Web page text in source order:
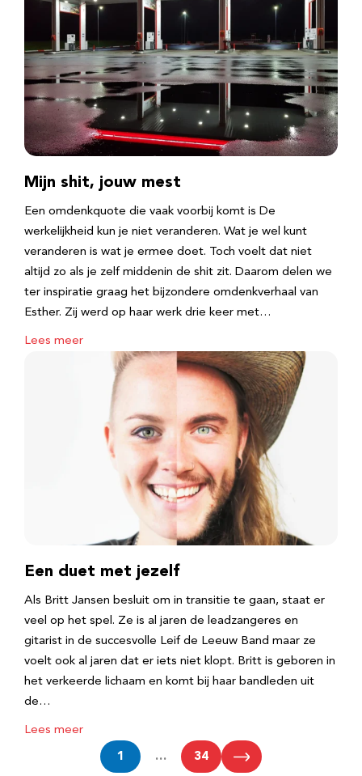
Mijn shit, jouw mest
Een omdenkquote die vaak voorbij komt is De
werkelijkheid kun je niet veranderen. Wat je wel kunt
veranderen is wat je ermee doet. Toch voelt dat niet
altijd zo als je zelf middenin de shit zit. Daarom delen we
ter inspiratie graag het bijzondere omdenkverhaal van
Esther. Zij werd op haar werk drie keer met…
Lees meer
Een duet met jezelf
Als Britt Jansen besluit om in transitie te gaan, staat er
veel op het spel. Ze is al jaren de leadzangeres en
gitarist in de succesvolle Leif de Leeuw Band maar ze
voelt ook al jaren dat er iets niet klopt. Britt is geboren in
het verkeerde lichaam en komt bij haar bandleden uit
de…
Lees meer
1 … 34